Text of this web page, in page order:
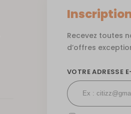
Recevez toutes
d’offres
VOTRE ADRESSE